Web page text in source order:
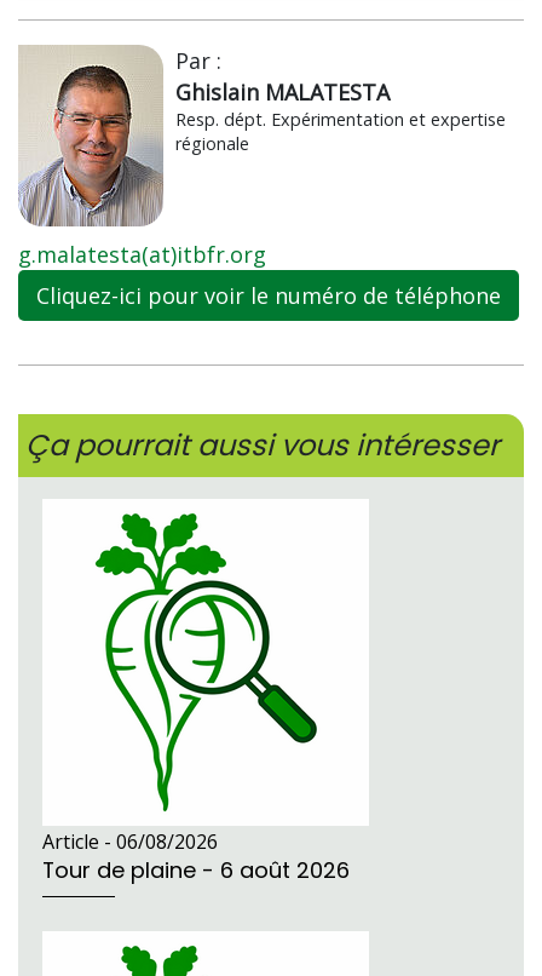
Par :
Ghislain MALATESTA
Resp. dépt. Expérimentation et expertise
régionale
g.malatesta(at)itbfr.org
Cliquez-ici pour voir le numéro de téléphone
Ça pourrait aussi vous intéresser
Article - 06/08/2026
Tour de plaine - 6 août 2026